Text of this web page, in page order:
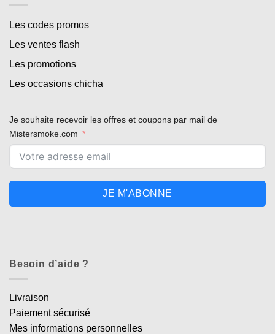
Les codes promos
Les ventes flash
Les promotions
Les occasions chicha
Je souhaite recevoir les offres et coupons par mail de
Mistersmoke.com
JE M'ABONNE
Besoin d’aide ?
Livraison
Paiement sécurisé
Mes informations personnelles